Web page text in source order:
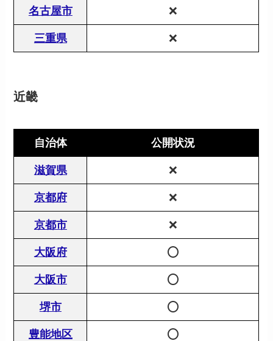
名古屋市 ❌
三重県 ❌
近畿
自治体 公開状況
滋賀県 ❌
京都府 ❌
京都市 ❌
大阪府 ⭕️
大阪市 ⭕️
堺市 ⭕️
豊能地区 ⭕️